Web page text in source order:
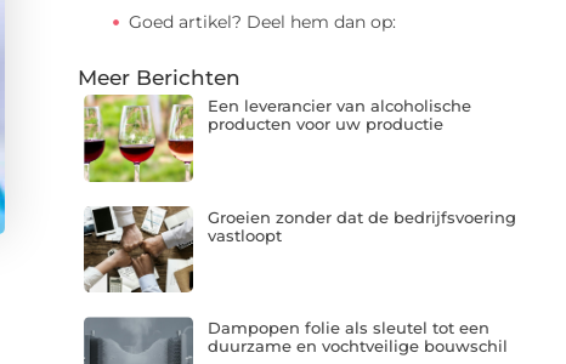
Goed artikel? Deel hem dan op:
Meer Berichten
Een leverancier van alcoholische
producten voor uw productie
Groeien zonder dat de bedrijfsvoering
vastloopt
Dampopen folie als sleutel tot een
duurzame en vochtveilige bouwschil